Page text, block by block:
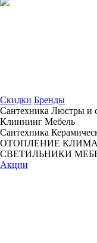
Скидки Бренды
Сантехника Люстры и
Клиннинг Мебель
Сантехника
ОТОПЛЕНИЕ
СВЕТИЛЬНИКИ
Акции